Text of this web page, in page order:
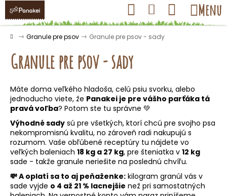
Prejsť
obsah
Hľadať Prihlásenie
Nákupný
košík
Menu
Domov
Granule pre psov Granule pre psov - sady
Granule pre psov - sady
Máte doma veľkého hladoša, celú psiu svorku, alebo
jednoducho viete, že Panakei je pre vášho parťáka tá
pravá voľba? Potom ste tu správne 💚
Výhodné sady sú pre všetkých, ktorí chcú pre svojho psa
nekompromisnú kvalitu, no zároveň radi nakupujú s
rozumom. Vaše obľúbené receptúry tu nájdete vo
veľkých baleniach 18 kg a 27 kg, pre šteniatka v 12 kg
sade - takže granule neriešite na poslednú chvíľu.
💸 A oplatí sa to aj peňaženke: kilogram granúl vás v
sade vyjde o 4 až 21 % lacnejšie než pri samostatných
K
o Späť
Späť
Č
o
p
o
t
r
e
b